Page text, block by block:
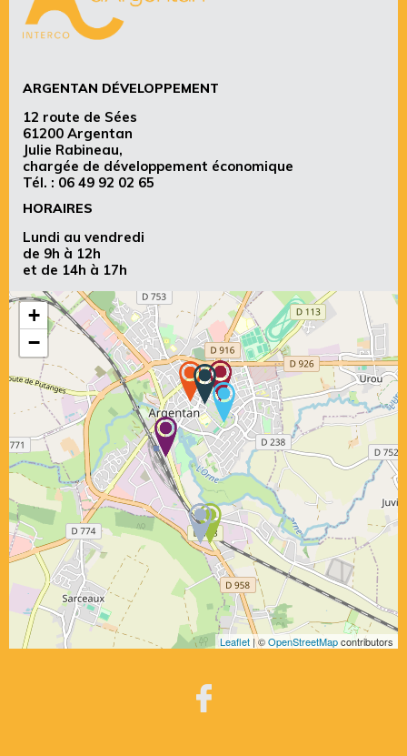
ARGENTAN DÉVELOPPEMENT
12 route de Sées
61200 Argentan
Julie Rabineau,
chargée de développement économique
Tél. : 06 49 92 02 65
HORAIRES
Lundi au vendredi
de 9h à 12h
et de 14h à 17h
+
−
Leaflet| ©OpenStreetMapcontributors